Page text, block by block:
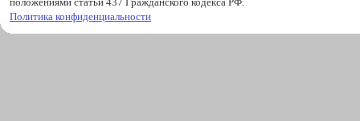
Политика конфиденциальности